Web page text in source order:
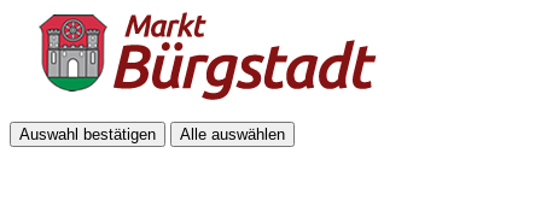
Auswahl bestätigen Alle auswählen